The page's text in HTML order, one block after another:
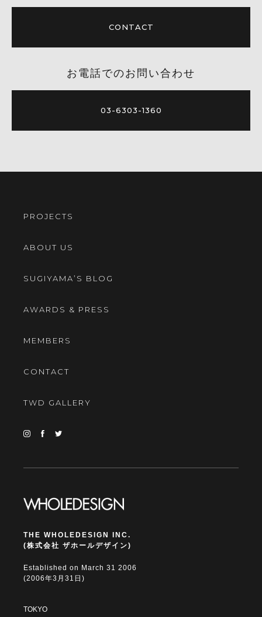
CONTACT
お電話でのお問い合わせ
03-6303-1360
PROJECTS
ABOUT US
SUGIYAMA’S BLOG
AWARDS & PRESS
MEMBERS
CONTACT
TWD GALLERY
THE WHOLEDESIGN INC.
(株式会社 ザホールデザイン)
Established on March 31 2006
(2006年3月31日)
TOKYO